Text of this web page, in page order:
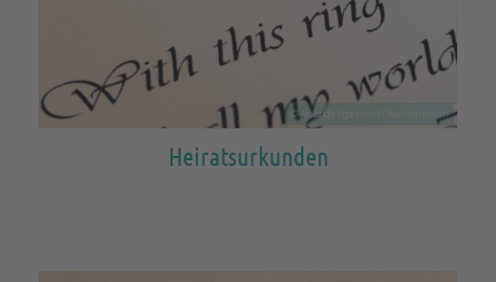
© Alexander Oganezov | Dreamstime.com
Heiratsurkunden